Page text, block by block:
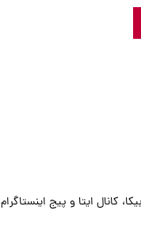
کانال ایتا و پیج اینستاگرام